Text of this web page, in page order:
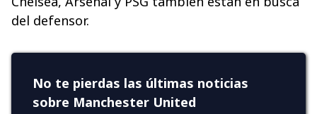
del defensor.
No te pierdas las últimas noticias
sobre Manchester United